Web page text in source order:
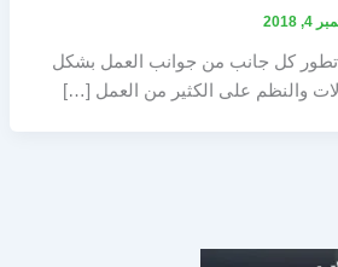
2018
تطور كل جانب من جوانب العمل بشكل
والنظم على الكثير من العمل […]